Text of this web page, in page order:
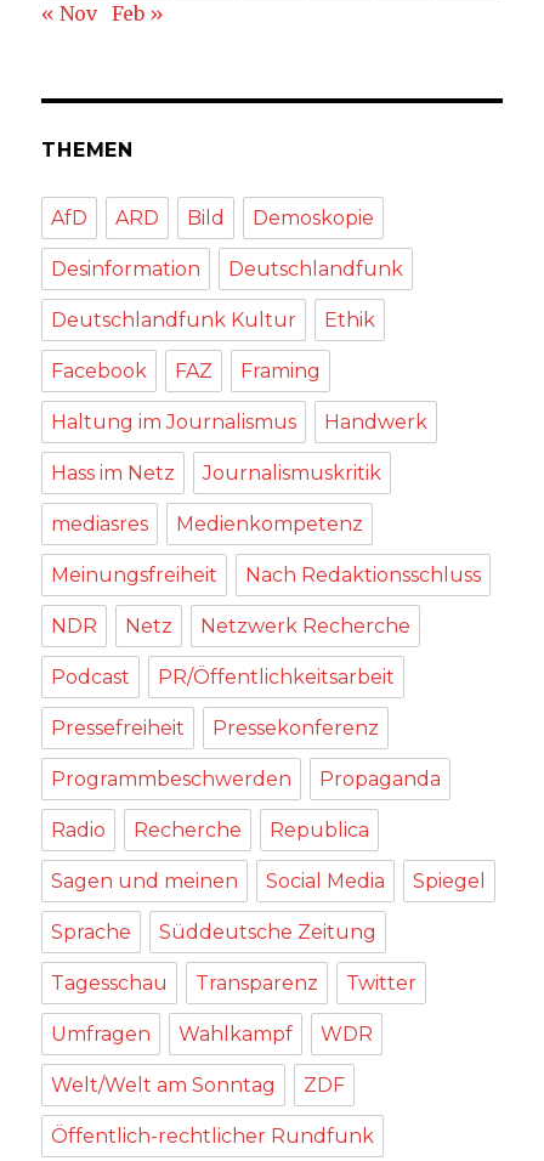
« Nov Feb »
THEMEN
AfD ARD Bild Demoskopie
Desinformation Deutschlandfunk
Deutschlandfunk Kultur Ethik
Facebook FAZ Framing
Haltung im Journalismus Handwerk
Hass im Netz Journalismuskritik
mediasres Medienkompetenz
Meinungsfreiheit Nach Redaktionsschluss
NDR Netz Netzwerk Recherche
Podcast PR/Öffentlichkeitsarbeit
Pressefreiheit Pressekonferenz
Programmbeschwerden Propaganda
Radio Recherche Republica
Sagen und meinen Social Media Spiegel
Sprache Süddeutsche Zeitung
Tagesschau Transparenz Twitter
Umfragen Wahlkampf WDR
Welt/Welt am Sonntag ZDF
Öffentlich-rechtlicher Rundfunk